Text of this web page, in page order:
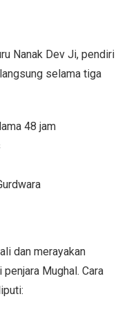
Nanak Dev Ji, pendiri
selama tiga
48 jam
dan merayakan
Mughal. Cara